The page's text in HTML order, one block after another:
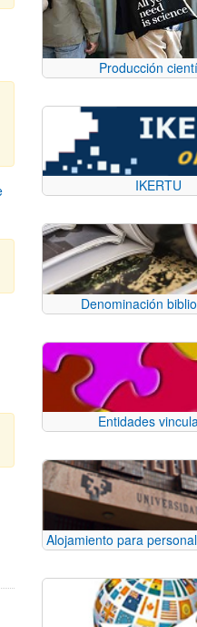
desplazarse.
Producción
IKERTU
Denominación
Entidades
Alojamiento para